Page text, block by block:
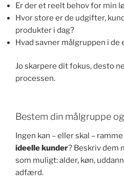
Er der et reelt behov for min
Hvor store er de udgifter,
produkter i dag?
Hvad savner målgruppen i
Jo skarpere dit fokus, desto
processen.
Bestem din målgruppe
Ingen kan – eller skal –
ideelle kunder? Beskriv dem
som muligt: alder, køn,
adfærd.